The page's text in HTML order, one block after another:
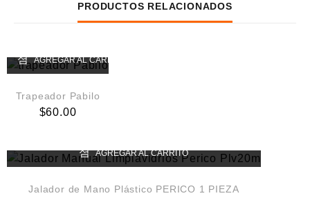
PRODUCTOS RELACIONADOS
AGREGAR AL CARRITO
Trapeador Pabilo
$60.00
AGREGAR AL CARRITO
Jalador de Mano Plástico PERICO 1 PIEZA